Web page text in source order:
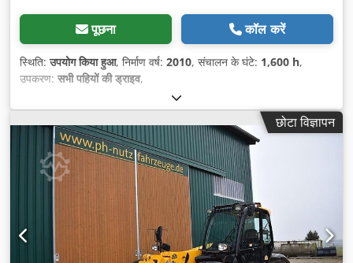
पूछना कॉल करें
स्थिति:उपयोग किया हुआ, निर्माण वर्ष: 2010, संचालन के घंटे: 1,600 h,
उपकरण: सभी पहियों की ड्राइव,
छोटा विज्ञापन